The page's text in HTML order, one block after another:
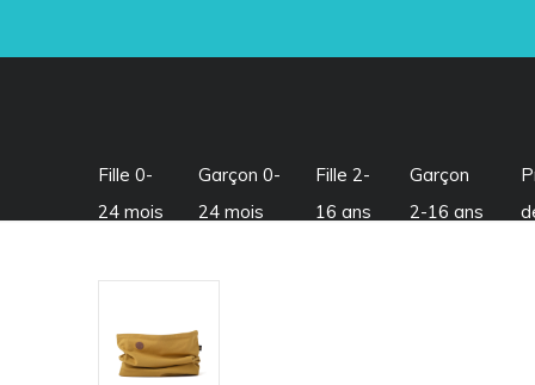
Fille 0-
24 mois
Garçon 0-
24 mois
Fille 2-
16 ans
Garçon
2-16 ans